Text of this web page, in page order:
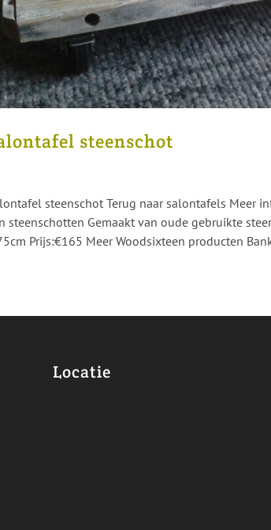
steenschot
steenschot Terug naar salontafels Meer
steenschotten Gemaakt van oude gebruikte
Prijs:€165 Meer Woodsixteen producten
Locatie